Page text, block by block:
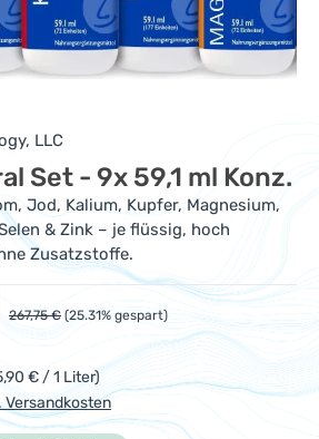
LLC
Set - 9x 59,1 ml Konz.
Jod, Kalium, Kupfer, Magnesium,
& Zink – je flüssig, hoch
Zusatzstoffe.
Regulärer Preis:
267,75 € (25.31% gespart)
€ / 1 Liter)
Versandkosten